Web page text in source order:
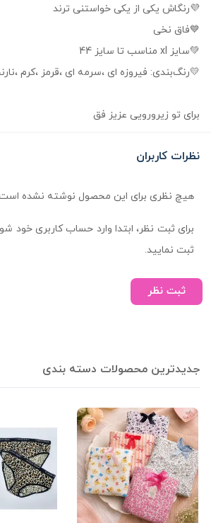
💜رنگاش یکی از یکی خواستنی ترند
💙فاق نخی
💚سایز xl مناسب تا سایز 44
💛رنگ‌بندی: فیروزه ای ،سرمه ای ،قرمز ،کرم
برای تو زیرورویی عزیز فق
نظرات کاربران
هیچ نظری برای این محصول نوشته نشده
برای ثبت نظر، ابتدا وارد حساب کاربری خود
ثبت نمایید.
ثبت نظر
جدیدترین محصولات دسته بندی